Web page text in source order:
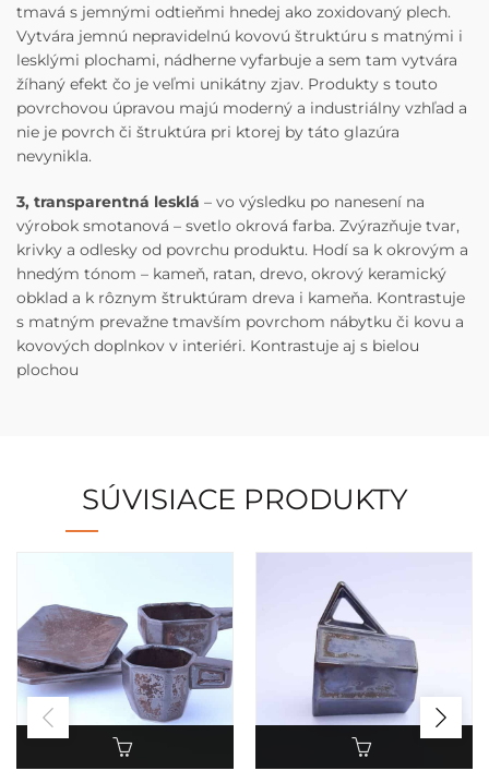
tmavá s jemnými odtieňmi hnedej ako zoxidovaný plech.
Vytvára jemnú nepravidelnú kovovú štruktúru s matnými i
lesklými plochami, nádherne vyfarbuje a sem tam vytvára
žíhaný efekt čo je veľmi unikátny zjav. Produkty s touto
povrchovou úpravou majú moderný a industriálny vzhľad a
nie je povrch či štruktúra pri ktorej by táto glazúra
nevynikla.
3, transparentná lesklá – vo výsledku po nanesení na
výrobok smotanová – svetlo okrová farba. Zvýrazňuje tvar,
krivky a odlesky od povrchu produktu. Hodí sa k okrovým a
hnedým tónom – kameň, ratan, drevo, okrový keramický
obklad a k rôznym štruktúram dreva i kameňa. Kontrastuje
s matným prevažne tmavším povrchom nábytku či kovu a
kovových doplnkov v interiéri. Kontrastuje aj s bielou
plochou
SÚVISIACE PRODUKTY
Tento